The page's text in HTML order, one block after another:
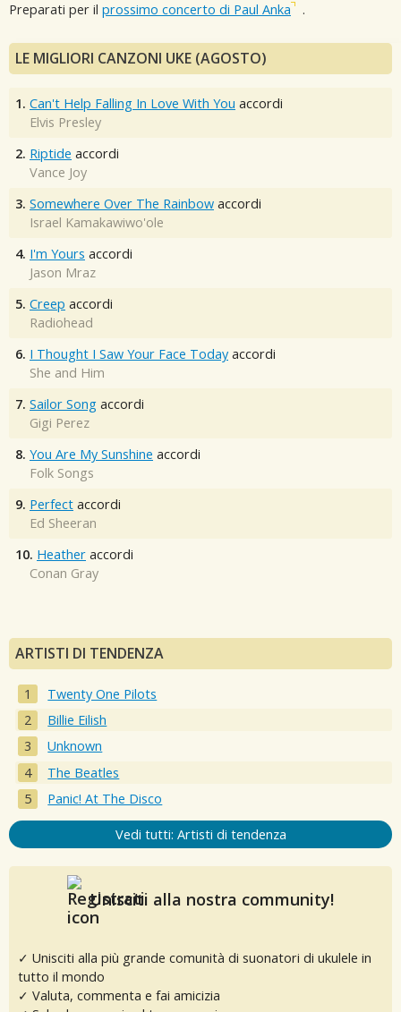
Preparati per il prossimo concerto di Paul Anka .
LE MIGLIORI CANZONI UKE (AGOSTO)
1. Can't Help Falling In Love With You accordi
Elvis Presley
2. Riptide accordi
Vance Joy
3. Somewhere Over The Rainbow accordi
Israel Kamakawiwo'ole
4. I'm Yours accordi
Jason Mraz
5. Creep accordi
Radiohead
6. I Thought I Saw Your Face Today accordi
She and Him
7. Sailor Song accordi
Gigi Perez
8. You Are My Sunshine accordi
Folk Songs
9. Perfect accordi
Ed Sheeran
10. Heather accordi
Conan Gray
ARTISTI DI TENDENZA
Twenty One Pilots
Billie Eilish
Unknown
The Beatles
Panic! At The Disco
Vedi tutti: Artisti di tendenza
Unisciti alla nostra community!
✓ Unisciti alla più grande comunità di suonatori di ukulele in
tutto il mondo
✓ Valuta, commenta e fai amicizia